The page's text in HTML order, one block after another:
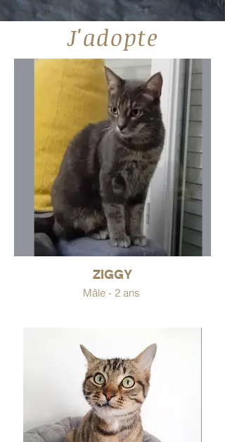
J'adopte
ZIGGY
Mâle - 2 ans